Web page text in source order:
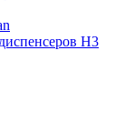
H3